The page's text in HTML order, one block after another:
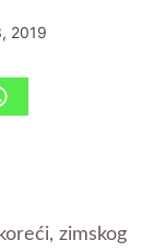
2019
zimskog